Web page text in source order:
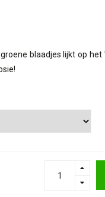
blaadjes lijkt op